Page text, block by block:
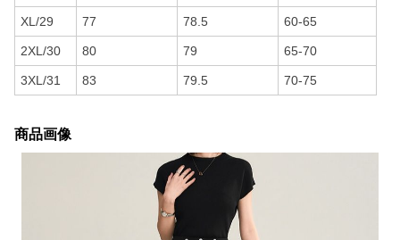
XL/29 77 78.5 60-65
2XL/30 80 79 65-70
3XL/31 83 79.5 70-75
商品画像